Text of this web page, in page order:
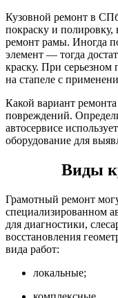
Кузовной ремонт в
покраску и полировку,
ремонт рамы. Иногда
элемент — тогда
краску. При серьезном
на стапеле с
Какой вариант
повреждений.
автосервисе
оборудование для
Виды
Грамотный ремонт
специализированном
для диагностики,
восстановления
вида работ:
локальные;